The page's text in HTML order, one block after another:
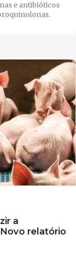
e antibióticos
a
relatório